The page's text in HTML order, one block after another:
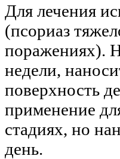
Для лечения
(псориаз
поражениях).
недели,
поверхность
применение
стадиях, но
день.